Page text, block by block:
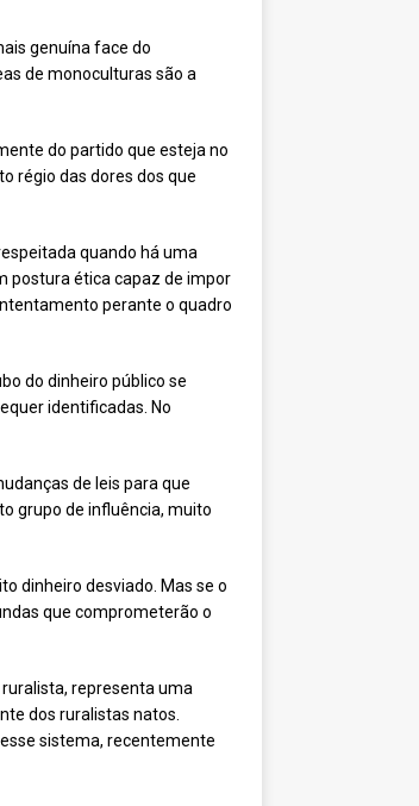
genuína face do
de monoculturas são a
do partido que esteja no
régio das dores dos que
quando há uma
postura ética capaz de impor
perante o quadro
do dinheiro público se
identificadas. No
de leis para que
grupo de influência, muito
dinheiro desviado. Mas se o
que comprometerão o
representa uma
dos ruralistas natos.
sistema, recentemente